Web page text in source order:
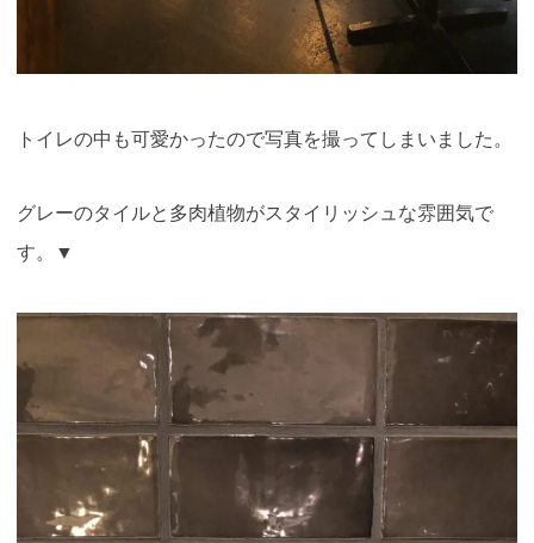
トイレの中も可愛かったので写真を撮ってしまいました。
グレーのタイルと多肉植物がスタイリッシュな雰囲気で
す。▼